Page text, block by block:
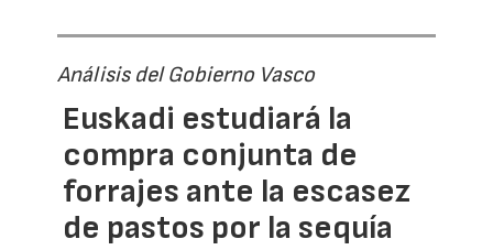
Análisis del Gobierno Vasco
Euskadi estudiará la
compra conjunta de
forrajes ante la escasez
de pastos por la sequía